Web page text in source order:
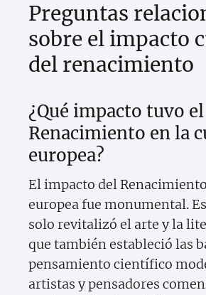
Preguntas
sobre el impacto
del renacimiento
¿Qué impacto tuvo el
Renacimiento en la
europea?
El impacto del
europea fue monumental.
solo revitalizó el arte y la
que también estableció las
pensamiento científico
artistas y pensadores